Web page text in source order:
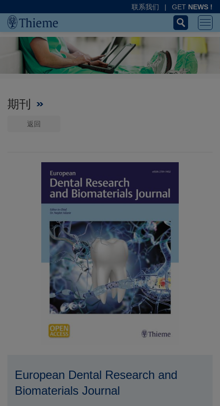
联系我们 | GET NEWS !
期刊
返回
European Dental Research and
Biomaterials Journal